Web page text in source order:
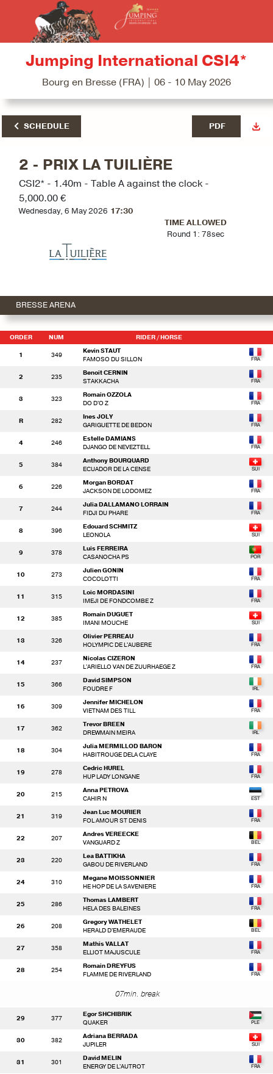
Jumping International CSI4*
Bourg en Bresse (FRA) | 06 - 10 May 2026
SCHEDULE PDF
2 - PRIX LA TUILIÈRE
CSI2* - 1.40m - Table A against the clock -
5,000.00 €
Wednesday, 6 May 2026 17:30
TIME ALLOWED
Round 1: 78sec
BRESSE ARENA
ORDER NUM RIDER / HORSE
1 349
Kevin STAUT
FAMOSO DU SILLON
2 235
Benoit CERNIN
STAKKACHA
3 323
Romain OZZOLA
DO D'O Z
R 282
Ines JOLY
GARIGUETTE DE BEDON
4 246
Estelle DAMIANS
DJANGO DE NEVEZTELL
5 384
Anthony BOURQUARD
ECUADOR DE LA CENSE
6 226
Morgan BORDAT
JACKSON DE LODOMEZ
7 244
Julia DALLAMANO LORRAIN
FIDJI DU PHARE
8 396
Edouard SCHMITZ
LEONOLA
9 378
Luis FERREIRA
CASANOCHA PS
10 273
Julien GONIN
COCOLOTTI
11 315
Loic MORDASINI
IMEJI DE FONDCOMBE Z
12 385
Romain DUGUET
IMANI MOUCHE
13 326
Olivier PERREAU
HOLYMPIC DE L'AUBERE
14 237
Nicolas CIZERON
L'ARIELLO VAN DE ZUURHAEGE Z
15 366
David SIMPSON
FOUDRE F
16 309
Jennifer MICHELON
VIETNAM DES TILL
17 362
Trevor BREEN
DREWMAIN MEIRA
18 304
Julia MERMILLOD BARON
HABITROUGE DELA CLAYE
19 278
Cedric HUREL
HUP LADY LONGANE
20 215
Anna PETROVA
CAHIR N
21 319
Jean Luc MOURIER
FOL AMOUR ST DENIS
22 207
Andres VEREECKE
VANGUARD Z
23 220
Lea BATTIKHA
GABOU DE RIVERLAND
24 310
Megane MOISSONNIER
HE HOP DE LA SAVENIERE
25 286
Thomas LAMBERT
HELA DES BALEINES
26 208
Gregory WATHELET
HERALD D'EMERAUDE
27 358
Mathis VALLAT
ELLIOT MAJUSCULE
28 254
Romain DREYFUS
FLAMME DE RIVERLAND
07min. break
29 377
Egor SHCHIBRIK
QUAKER
30 382
Adriana BERRADA
JUPILER
31 301
David MELIN
ENERGY DE L'AUTROT